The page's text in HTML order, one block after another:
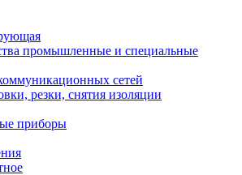
промышленные и специальные
сетей
резки, снятия изоляции
приборы